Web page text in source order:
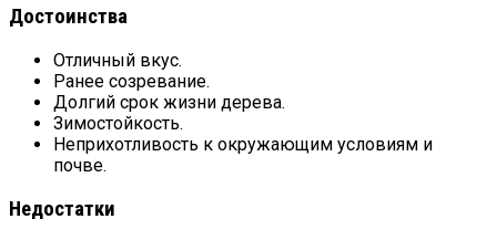
Достоинства
Отличный вкус.
Ранее созревание.
Долгий срок жизни дерева.
Зимостойкость.
Неприхотливость к окружающим условиям и
почве.
Недостатки